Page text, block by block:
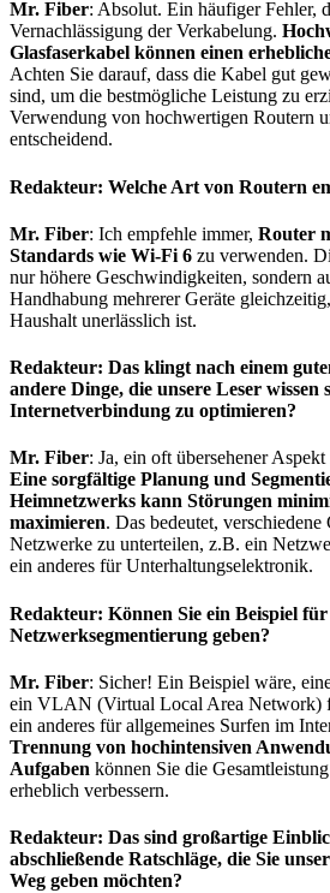
Mr. Fiber: Absolut. Ein häufiger Fehler,
Vernachlässigung der Verkabelung.
Glasfaserkabel können einen
Achten Sie darauf, dass die Kabel gut
sind, um die bestmögliche Leistung zu
Verwendung von hochwertigen Routern
entscheidend.
Redakteur: Welche Art von Routern
Mr. Fiber: Ich empfehle immer, Router
Standards wie Wi-Fi 6 zu verwenden.
nur höhere Geschwindigkeiten, sondern
Handhabung mehrerer Geräte
Haushalt unerlässlich ist.
Redakteur: Das klingt nach einem
andere Dinge, die unsere Leser wissen
Internetverbindung zu optimieren?
Mr. Fiber: Ja, ein oft übersehener
Eine sorgfältige Planung und
Heimnetzwerks kann Störungen
maximieren. Das bedeutet, verschiedene
Netzwerke zu unterteilen, z.B. ein
ein anderes für Unterhaltungselektronik.
Redakteur: Können Sie ein Beispiel für
Netzwerksegmentierung geben?
Mr. Fiber: Sicher! Ein Beispiel wäre,
ein VLAN (Virtual Local Area Network)
ein anderes für allgemeines Surfen im
Trennung von hochintensiven
Aufgaben können Sie die
erheblich verbessern.
Redakteur: Das sind großartige
abschließende Ratschläge, die Sie
Weg geben möchten?